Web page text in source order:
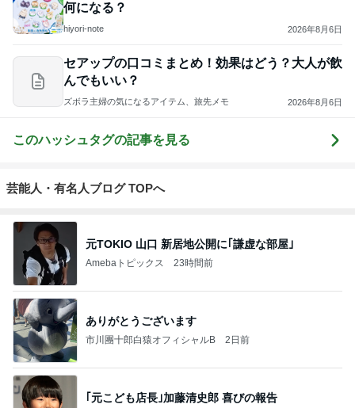
何になる？
hiyori-note 2026年8月6日
セアップの口コミまとめ！効果はどう？大人が飲
んでもいい？
ズボラ主婦の気になるアイテム、旅先メモ 2026年8月6日
このハッシュタグの記事を見る
芸能人・有名人ブログ TOPへ
元TOKIO 山口 新居地公開に｢謙虚な部屋｣
Amebaトピックス 23時間前
ありがとうございます
市川團十郎白猿オフィシャルB 2日前
｢元こども店長｣加藤清史郎 喜びの報告